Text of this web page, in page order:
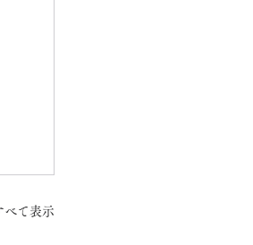
べて表示